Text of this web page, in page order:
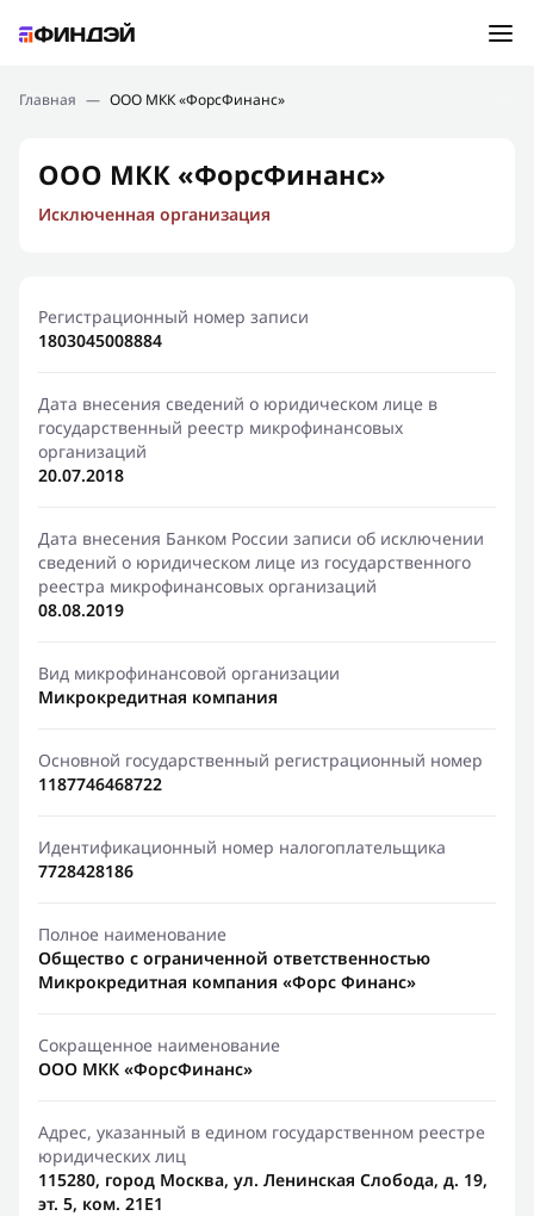
Подбор займа
Новости
Финансовое просвещение
Главная — ООО МКК «ФорсФинанс»
ООО МКК «ФорсФинанс»
Исключенная организация
Регистрационный номер записи
1803045008884
Дата внесения сведений о юридическом лице в
государственный реестр микрофинансовых
организаций
20.07.2018
Дата внесения Банком России записи об исключении
сведений о юридическом лице из государственного
реестра микрофинансовых организаций
08.08.2019
Вид микрофинансовой организации
Микрокредитная компания
Основной государственный регистрационный номер
1187746468722
Идентификационный номер налогоплательщика
7728428186
Полное наименование
Общество с ограниченной ответственностью
Микрокредитная компания «Форс Финанс»
Сокращенное наименование
ООО МКК «ФорсФинанс»
Адрес, указанный в едином государственном реестре
юридических лиц
115280, город Москва, ул. Ленинская Слобода, д. 19,
эт. 5, ком. 21Е1
Ошибка:Контактная форма не найдена.
Спасибо, что написали нам
Мы свяжемся с Вами в ближайшее время и сообщим
результат
Отправить новый запрос